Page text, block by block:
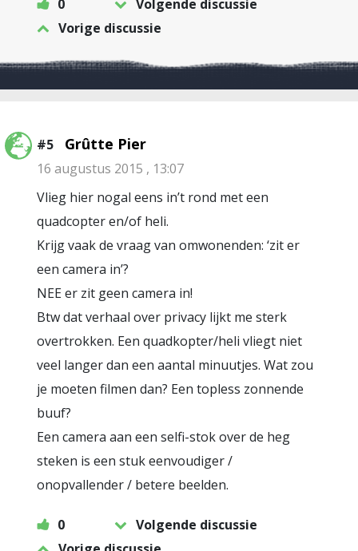
0
Volgende discussie
Vorige discussie
#5 Grûtte Pier
16 augustus 2015 , 13:07
Vlieg hier nogal eens in’t rond met een
quadcopter en/of heli.
Krijg vaak de vraag van omwonenden: ‘zit er
een camera in’?
NEE er zit geen camera in!
Btw dat verhaal over privacy lijkt me sterk
overtrokken. Een quadkopter/heli vliegt niet
veel langer dan een aantal minuutjes. Wat zou
je moeten filmen dan? Een topless zonnende
buuf?
Een camera aan een selfi-stok over de heg
steken is een stuk eenvoudiger /
onopvallender / betere beelden.
0
Volgende discussie